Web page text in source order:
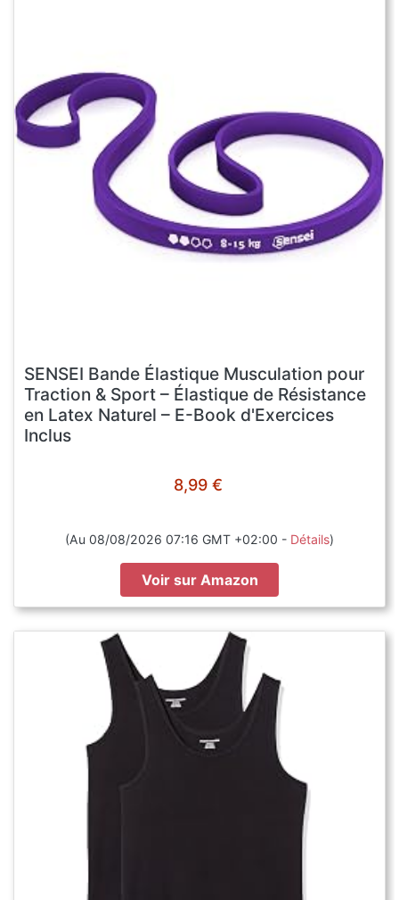
SENSEI Bande Élastique Musculation pour
Traction & Sport – Élastique de Résistance
en Latex Naturel – E-Book d'Exercices
Inclus
8,99 €
(Au 08/08/2026 07:16 GMT +02:00 - Détails)
Voir sur Amazon